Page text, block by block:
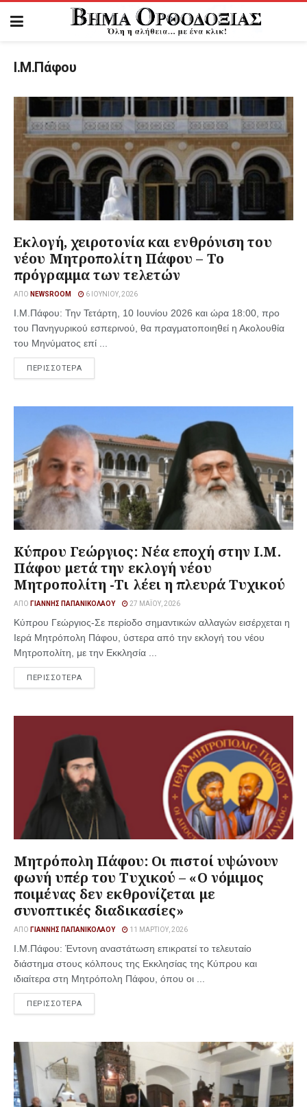
Ι.Μ.Πάφου
Εκλογή, χειροτονία και ενθρόνιση του
νέου Μητροπολίτη Πάφου – Το
πρόγραμμα των τελετών
ΑΠΌ NEWSROOM 6 ΙΟΥΝΊΟΥ, 2026
Ι.Μ.Πάφου: Την Τετάρτη, 10 Ιουνίου 2026 και ώρα 18:00, προ
του Πανηγυρικού εσπερινού, θα πραγματοποιηθεί η Ακολουθία
του Μηνύματος επί ...
ΠΕΡΙΣΣΟΤΕΡΑ
Κύπρου Γεώργιος: Νέα εποχή στην Ι.Μ.
Πάφου μετά την εκλογή νέου
Μητροπολίτη -Τι λέει η πλευρά Τυχικού
ΑΠΌ ΓΙΆΝΝΗΣ ΠΑΠΑΝΙΚΟΛΆΟΥ 27 ΜΑΪ́ΟΥ, 2026
Κύπρου Γεώργιος-Σε περίοδο σημαντικών αλλαγών εισέρχεται η
Ιερά Μητρόπολη Πάφου, ύστερα από την εκλογή του νέου
Μητροπολίτη, με την Εκκλησία ...
ΠΕΡΙΣΣΟΤΕΡΑ
Μητρόπολη Πάφου: Οι πιστοί υψώνουν
φωνή υπέρ του Τυχικού – «Ο νόμιμος
ποιμένας δεν εκθρονίζεται με
συνοπτικές διαδικασίες»
ΑΠΌ ΓΙΆΝΝΗΣ ΠΑΠΑΝΙΚΟΛΆΟΥ 11 ΜΑΡΤΊΟΥ, 2026
Ι.Μ.Πάφου: Έντονη αναστάτωση επικρατεί το τελευταίο
διάστημα στους κόλπους της Εκκλησίας της Κύπρου και
ιδιαίτερα στη Μητρόπολη Πάφου, όπου οι ...
ΠΕΡΙΣΣΟΤΕΡΑ